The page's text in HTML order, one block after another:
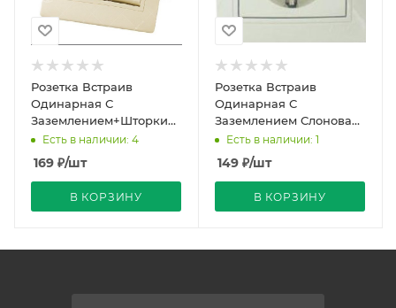
Розетка Встраив
Одинарная С
Заземлением+Шторки+Крышка
Слоновая кость IP20 16А
250В Уют Bylectrica
Есть в наличии: 4
169 ₽/шт
В КОРЗИНУ
Розетка Встраив
Одинарная С
Заземлением Слоновая
кость IP20 16А 250В
МИРА Lezard
Есть в наличии: 1
149 ₽/шт
В КОРЗИНУ